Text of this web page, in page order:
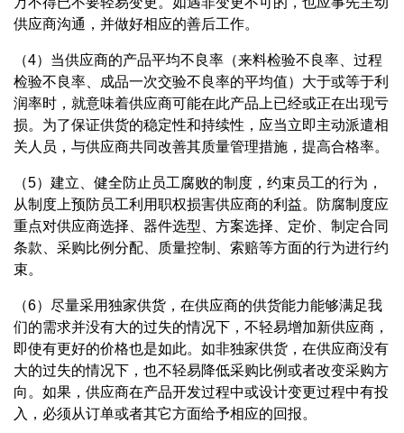
供应商沟通，并做好相应的善后工作。
（4）当供应商的产品平均不良率（来料检验不良率、过程
检验不良率、成品一次交验不良率的平均值）大于或等于利
润率时，就意味着供应商可能在此产品上已经或正在出现亏
损。为了保证供货的稳定性和持续性，应当立即主动派遣相
关人员，与供应商共同改善其质量管理措施，提高合格率。
（5）建立、健全防止员工腐败的制度，约束员工的行为，
从制度上预防员工利用职权损害供应商的利益。防腐制度应
重点对供应商选择、器件选型、方案选择、定价、制定合同
条款、采购比例分配、质量控制、索赔等方面的行为进行约
束。
（6）尽量采用独家供货，在供应商的供货能力能够满足我
们的需求并没有大的过失的情况下，不轻易增加新供应商，
即使有更好的价格也是如此。如非独家供货，在供应商没有
大的过失的情况下，也不轻易降低采购比例或者改变采购方
向。如果，供应商在产品开发过程中或设计变更过程中有投
入，必须从订单或者其它方面给予相应的回报。